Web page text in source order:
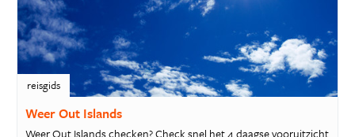
reisgids
Weer Out Islands
Weer Out Islands checken? Check snel het 4 daagse vooruitzicht